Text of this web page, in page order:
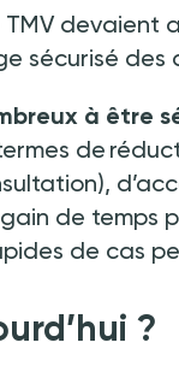
devaient
sécurisé des
à être
de
de temps
de cas
?